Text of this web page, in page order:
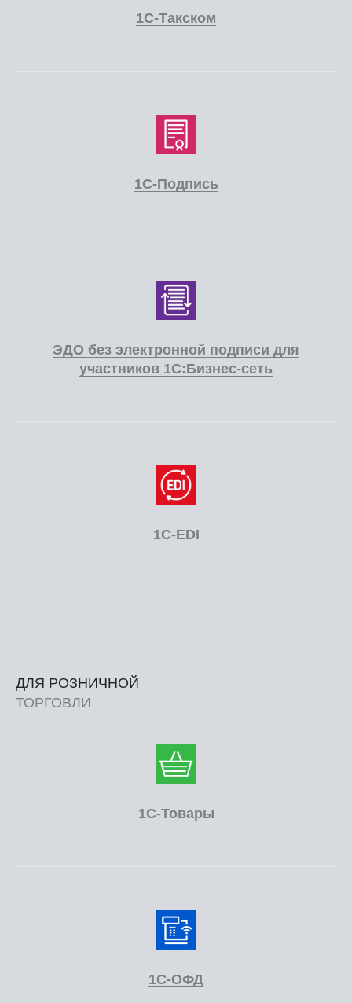
1С-Такском
1С-Подпись
ЭДО без электронной подписи для
участников 1С:Бизнес-сеть
1С-EDI
ДЛЯ РОЗНИЧНОЙ
ТОРГОВЛИ
1С-Товары
1С-ОФД